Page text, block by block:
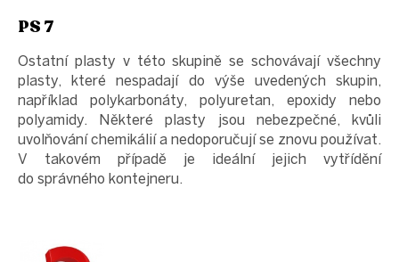
PS 7
Ostatní plasty v této skupině se schovávají všechny
plasty, které nespadají do výše uvedených skupin,
například polykarbonáty, polyuretan, epoxidy nebo
polyamidy. Některé plasty jsou nebezpečné, kvůli
uvolňování chemikálií a nedoporučují se znovu používat.
V takovém případě je ideální jejich vytřídění
do správného kontejneru.